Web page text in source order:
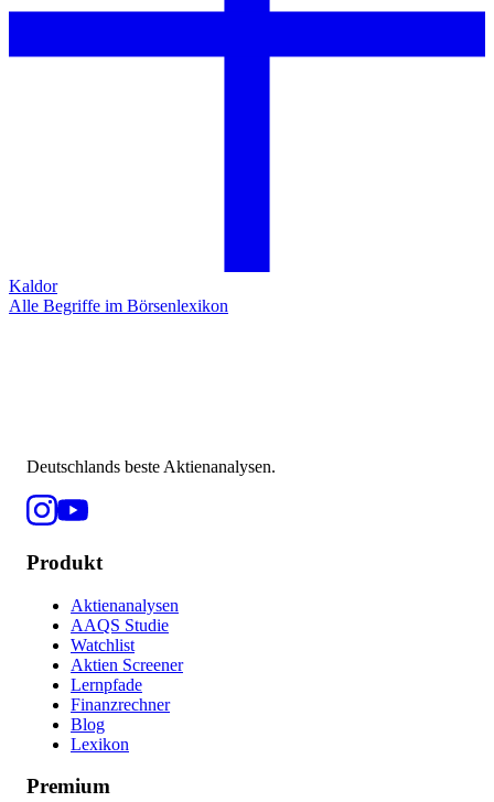
Kaldor
Alle Begriffe im Börsenlexikon
Deutschlands beste Aktienanalysen.
Produkt
Aktienanalysen
AAQS Studie
Watchlist
Aktien Screener
Lernpfade
Finanzrechner
Blog
Lexikon
Premium